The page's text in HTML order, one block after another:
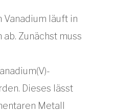
Vanadium läuft in
Zunächst muss
Dieses lässt
Metall